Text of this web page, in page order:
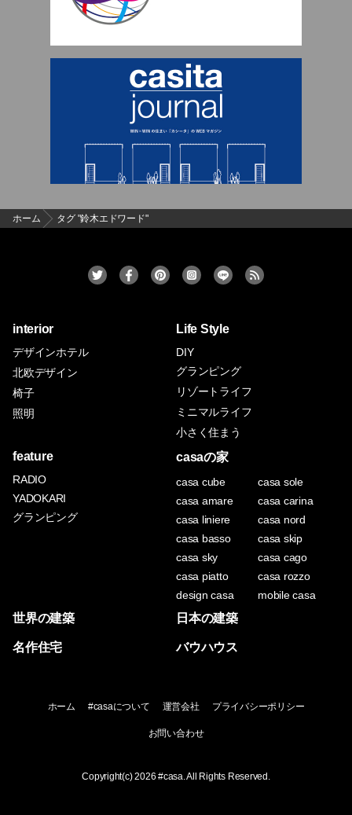
ホーム タグ "鈴木エドワード"
interior
デザインホテル
北欧デザイン
椅子
照明
Life Style
DIY
グランピング
リゾートライフ
ミニマルライフ
小さく住まう
feature
RADIO
YADOKARI
グランピング
casaの家
casa cube
casa sole
casa amare
casa carina
casa liniere
casa nord
casa basso
casa skip
casa sky
casa cago
casa piatto
casa rozzo
design casa
mobile casa
世界の建築 日本の建築
名作住宅 バウハウス
ホーム #casaについて 運営会社 プライバシーポリシー
お問い合わせ
Copyright(c) 2026#casa. All Rights Reserved.